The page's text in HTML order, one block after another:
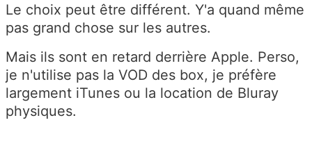
Le choix peut être différent. Y'a quand même
pas grand chose sur les autres.
Mais ils sont en retard derrière Apple. Perso,
je n'utilise pas la VOD des box, je préfère
largement iTunes ou la location de Bluray
physiques.